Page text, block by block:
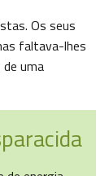
Os seus
faltava-lhes
uma